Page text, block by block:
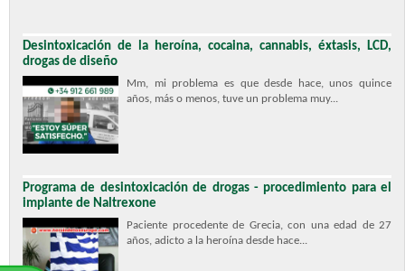
Desintoxicación de la heroína, cocaina, cannabis, éxtasis, LCD,
drogas de diseño
Mm, mi problema es que desde hace, unos quince
años, más o menos, tuve un problema muy...
Programa de desintoxicación de drogas - procedimiento para el
implante de Naltrexone
Paciente procedente de Grecia, con una edad de 27
años, adicto a la heroína desde hace...